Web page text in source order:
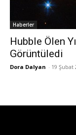
Haberler
Hubble Ölen
Görüntüledi
Dora Dalyan - 19 Şubat